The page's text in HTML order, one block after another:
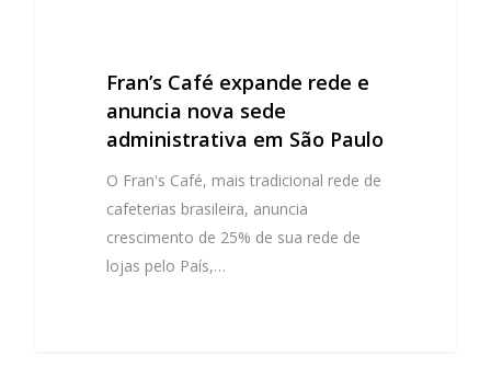
Fran’s Café expande rede e
anuncia nova sede
administrativa em São Paulo
O Fran's Café, mais tradicional rede de
cafeterias brasileira, anuncia
crescimento de 25% de sua rede de
lojas pelo País,…